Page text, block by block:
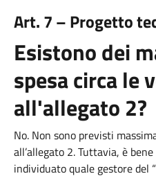
Art. 7 – Progetto
Esistono dei
spesa circa le
all'allegato 2?
No. Non sono previsti
all’allegato 2. Tuttavia, è
individuato quale gestore del